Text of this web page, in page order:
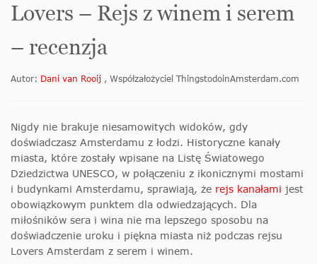
Lovers – Rejs z winem i serem
– recenzja
Autor: Dani van Rooij , Współzałożyciel ThingstodoinAmsterdam.com
Nigdy nie brakuje niesamowitych widoków, gdy
doświadczasz Amsterdamu z łodzi. Historyczne kanały
miasta, które zostały wpisane na Listę Światowego
Dziedzictwa UNESCO, w połączeniu z ikonicznymi mostami
i budynkami Amsterdamu, sprawiają, że rejs kanałami jest
obowiązkowym punktem dla odwiedzających. Dla
miłośników sera i wina nie ma lepszego sposobu na
doświadczenie uroku i piękna miasta niż podczas rejsu
Lovers Amsterdam z serem i winem.